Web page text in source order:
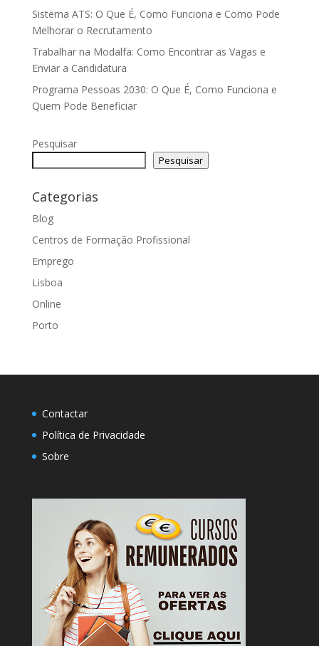
Sistema ATS: O Que É, Como Funciona e Como Pode
Melhorar o Recrutamento
Trabalhar na Modalfa: Como Encontrar as Vagas e
Enviar a Candidatura
Programa Pessoas 2030: O Que É, Como Funciona e
Quem Pode Beneficiar
Pesquisar
Pesquisar
Categorias
Blog
Centros de Formação Profissional
Emprego
Lisboa
Online
Porto
Contactar
Política de Privacidade
Sobre